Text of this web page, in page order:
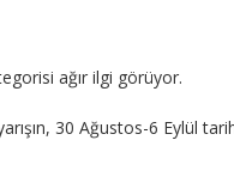
ağır ilgi görüyor.
30 Ağustos-6 Eylül